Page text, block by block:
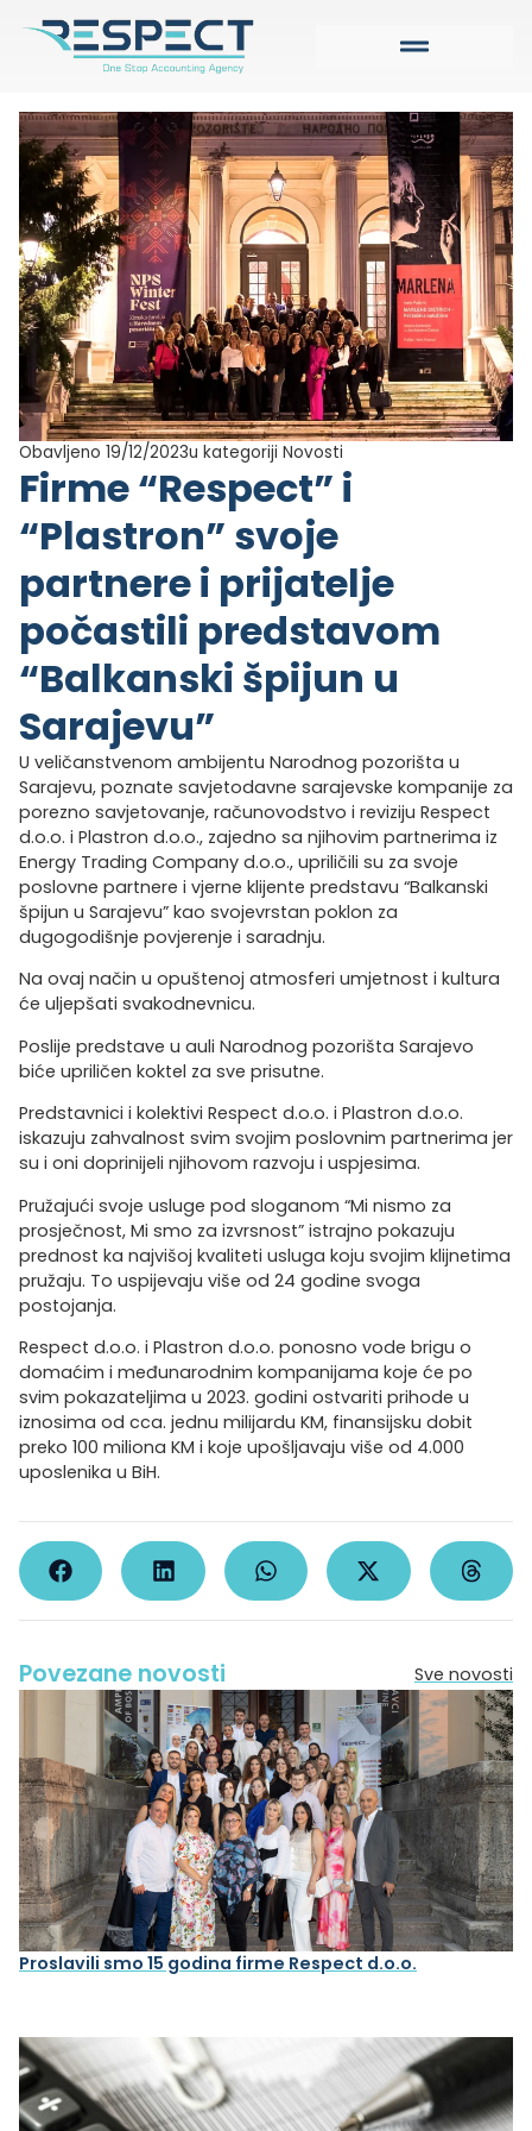
Obavljeno 19/12/2023u kategoriji Novosti
Firme “Respect” i
“Plastron” svoje
partnere i prijatelje
počastili predstavom
“Balkanski špijun u
Sarajevu”
U veličanstvenom ambijentu Narodnog pozorišta u
Sarajevu, poznate savjetodavne sarajevske kompanije za
porezno savjetovanje, računovodstvo i reviziju Respect
d.o.o. i Plastron d.o.o., zajedno sa njihovim partnerima iz
Energy Trading Company d.o.o., upriličili su za svoje
poslovne partnere i vjerne klijente predstavu “Balkanski
špijun u Sarajevu” kao svojevrstan poklon za
dugogodišnje povjerenje i saradnju.
Na ovaj način u opuštenoj atmosferi umjetnost i kultura
će uljepšati svakodnevnicu.
Poslije predstave u auli Narodnog pozorišta Sarajevo
biće upriličen koktel za sve prisutne.
Predstavnici i kolektivi Respect d.o.o. i Plastron d.o.o.
iskazuju zahvalnost svim svojim poslovnim partnerima jer
su i oni doprinijeli njihovom razvoju i uspjesima.
Pružajući svoje usluge pod sloganom “Mi nismo za
prosječnost, Mi smo za izvrsnost” istrajno pokazuju
prednost ka najvišoj kvaliteti usluga koju svojim klijnetima
pružaju. To uspijevaju više od 24 godine svoga
postojanja.
Respect d.o.o. i Plastron d.o.o. ponosno vode brigu o
domaćim i međunarodnim kompanijama koje će po
svim pokazateljima u 2023. godini ostvariti prihode u
iznosima od cca. jednu milijardu KM, finansijsku dobit
preko 100 miliona KM i koje upošljavaju više od 4.000
uposlenika u BiH.
Povezane novosti Sve novosti
Proslavili smo 15 godina firme Respect d.o.o.